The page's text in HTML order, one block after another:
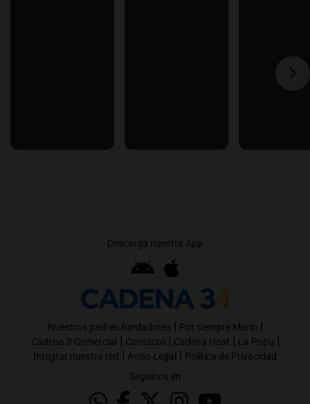
Descargá nuestra App
Nuestros padres fundadores | Por siempre Mario |
Cadena 3 Comercial | Contacto | Cadena Heat | La Popu |
Integrar nuestra red | Aviso Legal | Política de Privacidad
Seguinos en